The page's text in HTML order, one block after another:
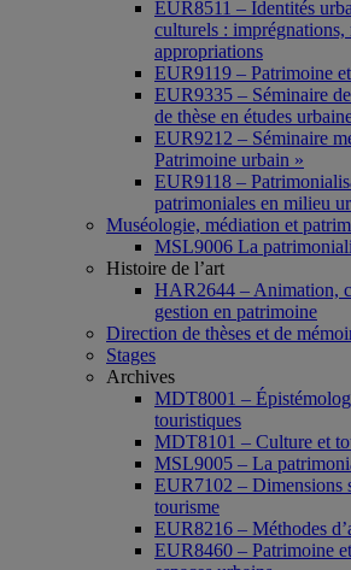
EUR8511 – Identités
culturels :
appropriations
EUR9119 – Patrimoine
EUR9335 – Séminaire
de thèse en études
EUR9212 – Séminaire
Patrimoine urbain »
EUR9118 –
patrimoniales en milieu
Muséologie, médiation et
MSL9006 La
Histoire de l’art
HAR2644 – Animation,
gestion en patrimoine
Direction de thèses et de
Stages
Archives
MDT8001 –
touristiques
MDT8101 – Culture et
MSL9005 – La
EUR7102 – Dimensions
tourisme
EUR8216 – Méthodes
EUR8460 – Patrimoine